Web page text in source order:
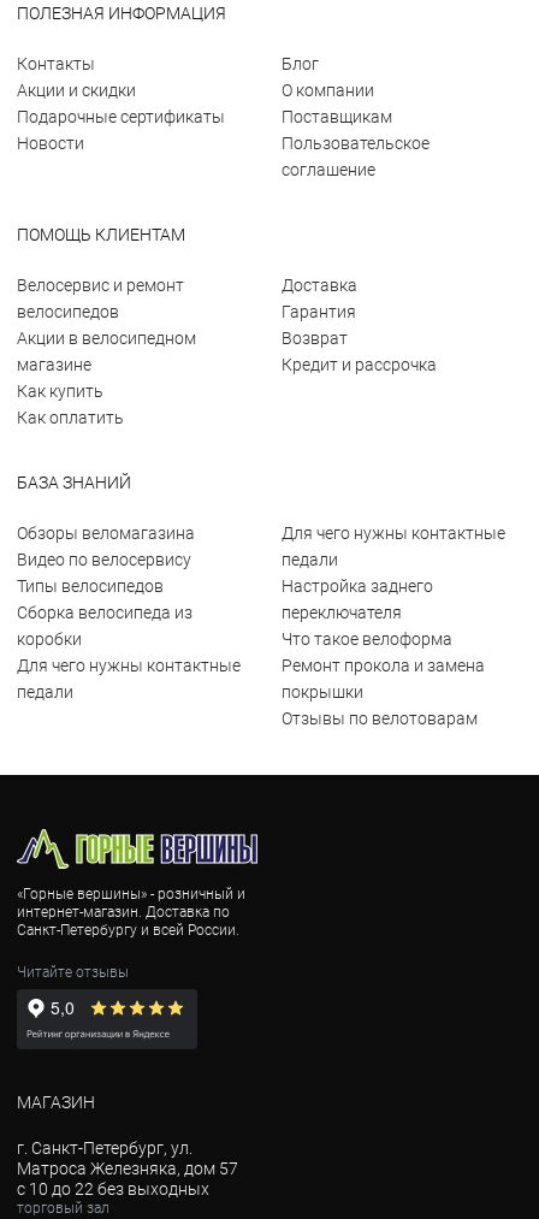
ПОЛЕЗНАЯ ИНФОРМАЦИЯ
Контакты
Акции и скидки
Подарочные сертификаты
Новости
Блог
О компании
Поставщикам
Пользовательское
соглашение
ПОМОЩЬ КЛИЕНТАМ
Велосервис и ремонт
велосипедов
Акции в велосипедном
магазине
Как купить
Как оплатить
Доставка
Гарантия
Возврат
Кредит и рассрочка
БАЗА ЗНАНИЙ
Обзоры веломагазина
Видео по велосервису
Типы велосипедов
Сборка велосипеда из
коробки
Для чего нужны контактные
педали
Для чего нужны контактные
педали
Настройка заднего
переключателя
Что такое велоформа
Ремонт прокола и замена
покрышки
Отзывы по велотоварам
«Горные вершины» - розничный и
интернет-магазин. Доставка по
Санкт-Петербургу и всей России.
Читайте отзывы
МАГАЗИН
г. Санкт-Петербург, ул.
Матроса Железняка, дом 57
с 10 до 22 без выходных
торговый зал